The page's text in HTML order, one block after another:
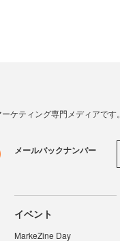
ケティング専門メディアです。
メールバックナンバー
イベント
MarkeZine Day